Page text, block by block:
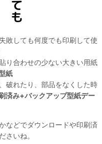
敗しても何度でも印刷して使
り合わせの少ない大きい用紙
紙
破れたり、部品をなくした時
済み+バックアップ型紙デー
などでダウンロードや印刷済
さいね。